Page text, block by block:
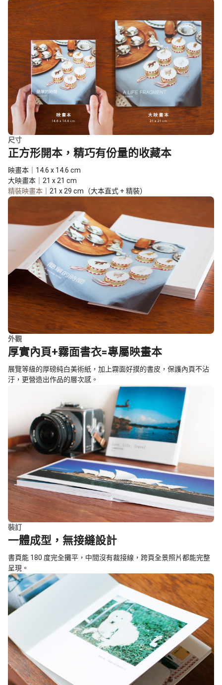
尺寸
正方形開本，精巧有份量的收藏本
映畫本｜14.6 x 14.6 cm
大映畫本｜21 x 21 cm
精裝映畫本 ｜21 x 29 cm（大本直式 + 精裝）
外觀
厚實內頁+霧面書衣=專屬映畫本
展覽等級的厚磅純白美術紙，加上霧面好摸的書皮，保護內頁不沾
汙，更營造出作品的層次感。
裝訂
一體成型，無接縫設計
書頁能 180 度完全攤平，中間沒有裁接線，跨頁全景照片都能完整
呈現。